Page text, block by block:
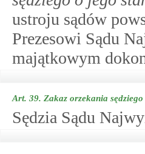
ustroju sądów
Prezesowi Sądu
majątkowym
Art. 39. Zakaz orzekania
Sędzia Sądu